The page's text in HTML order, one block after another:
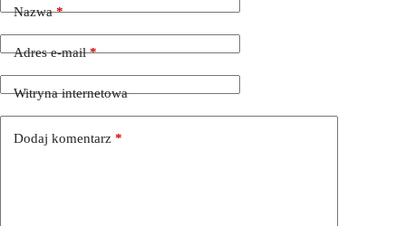
Nazwa*
Adres e-mail*
Witryna internetowa
Dodaj komentarz *